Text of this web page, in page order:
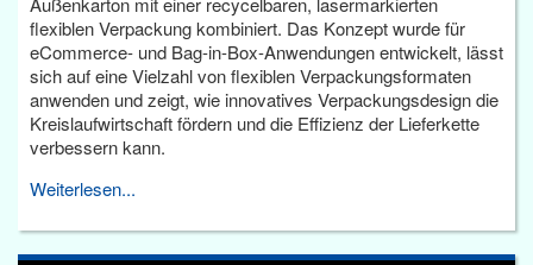
flexiblen Verpackung kombiniert. Das Konzept wurde für
eCommerce- und Bag-in-Box-Anwendungen entwickelt, lässt
sich auf eine Vielzahl von flexiblen Verpackungsformaten
anwenden und zeigt, wie innovatives Verpackungsdesign die
Kreislaufwirtschaft fördern und die Effizienz der Lieferkette
verbessern kann.
Weiterlesen...